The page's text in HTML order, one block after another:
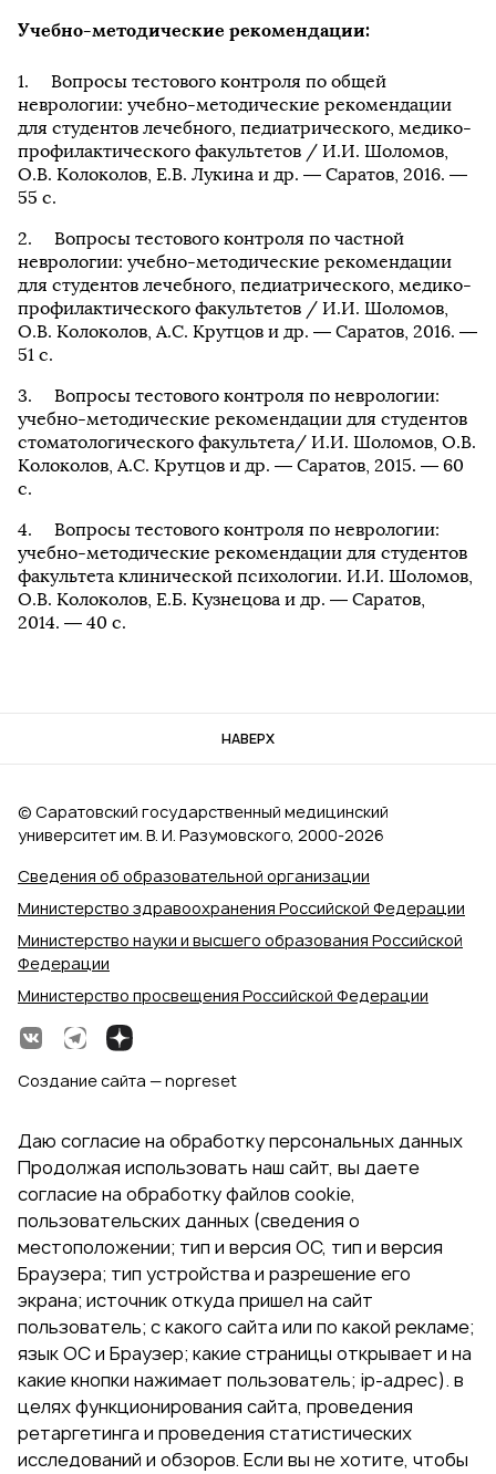
Учебно-методические рекомендации:
Вопросы тестового контроля по общей
неврологии: учебно-методические рекомендации
для студентов лечебного, педиатрического, медико-
профилактического факультетов / И.И. Шоломов,
О.В. Колоколов, Е.В. Лукина и др. — Саратов, 2016. —
55 с.
Вопросы тестового контроля по частной
неврологии: учебно-методические рекомендации
для студентов лечебного, педиатрического, медико-
профилактического факультетов / И.И. Шоломов,
О.В. Колоколов, А.С. Крутцов и др. — Саратов, 2016. —
51 с.
Вопросы тестового контроля по неврологии:
учебно-методические рекомендации для студентов
стоматологического факультета/ И.И. Шоломов, О.В.
Колоколов, А.С. Крутцов и др. — Саратов, 2015. — 60
с.
Вопросы тестового контроля по неврологии:
учебно-методические рекомендации для студентов
факультета клинической психологии. И.И. Шоломов,
О.В. Колоколов, Е.Б. Кузнецова и др. — Саратов,
2014. — 40 с.
НАВЕРХ
Сведения об образовательной организации
Министерство здравоохранения Российской Федерации
Министерство науки и высшего образования Российской
Федерации
Министерство просвещения Российской Федерации
© Саратовский государственный медицинский
университет им. В. И. Разумовского, 2000‑2026
Создание сайта — nopreset
Даю согласие на обработку персональных данных
Продолжая использовать наш сайт, вы даете
согласие на обработку файлов cookie,
пользовательских данных (сведения о
местоположении; тип и версия ОС, тип и версия
Браузера; тип устройства и разрешение его
экрана; источник откуда пришел на сайт
пользователь; с какого сайта или по какой рекламе;
язык ОС и Браузер; какие страницы открывает и на
какие кнопки нажимает пользователь; ip-адрес). в
целях функционирования сайта, проведения
ретаргетинга и проведения статистических
исследований и обзоров. Если вы не хотите, чтобы